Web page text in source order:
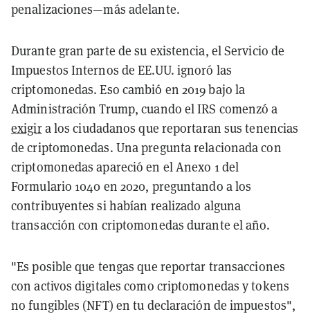
penalizaciones—más adelante.
Durante gran parte de su existencia, el Servicio de
Impuestos Internos de EE.UU. ignoró las
criptomonedas. Eso cambió en 2019 bajo la
Administración Trump, cuando el IRS comenzó a
exigira los ciudadanos que reportaran sus tenencias
de criptomonedas. Una pregunta relacionada con
criptomonedas apareció en el Anexo 1 del
Formulario 1040 en 2020, preguntando a los
contribuyentes si habían realizado alguna
transacción con criptomonedas durante el año.
"Es posible que tengas que reportar transacciones
con activos digitales como criptomonedas y tokens
no fungibles (NFT) en tu declaración de impuestos",